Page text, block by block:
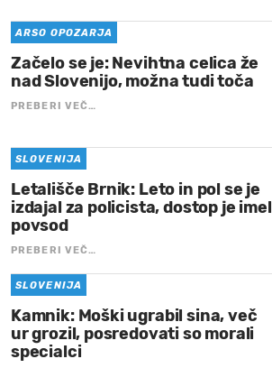
ARSO OPOZARJA
Začelo se je: Nevihtna celica že
nad Slovenijo, možna tudi toča
PREBERI VEČ…
SLOVENIJA
Letališče Brnik: Leto in pol se je
izdajal za policista, dostop je imel
povsod
PREBERI VEČ…
SLOVENIJA
Kamnik: Moški ugrabil sina, več
ur grozil, posredovati so morali
specialci